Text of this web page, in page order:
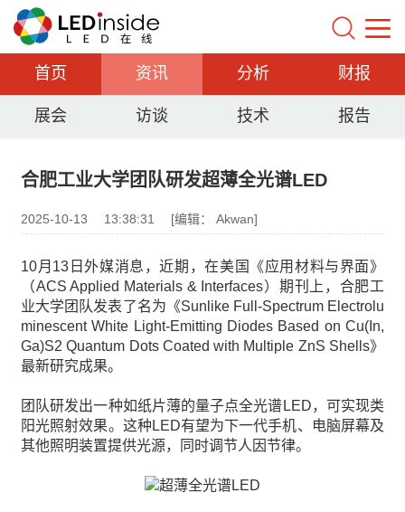
首页 资讯 分析 财报
展会 访谈 技术 报告
合肥工业大学团队研发超薄全光谱LED
2025-10-13 13:38:31 [编辑： Akwan]
10月13日外媒消息，近期，在美国《应用材料与界面》
（ACS Applied Materials & Interfaces）期刊上，合肥工
业大学团队发表了名为《Sunlike Full-Spectrum Electrolu
minescent White Light-Emitting Diodes Based on Cu(In,
Ga)S2 Quantum Dots Coated with Multiple ZnS Shells》
最新研究成果。
团队研发出一种如纸片薄的量子点全光谱LED，可实现类
阳光照射效果。这种LED有望为下一代手机、电脑屏幕及
其他照明装置提供光源，同时调节人因节律。